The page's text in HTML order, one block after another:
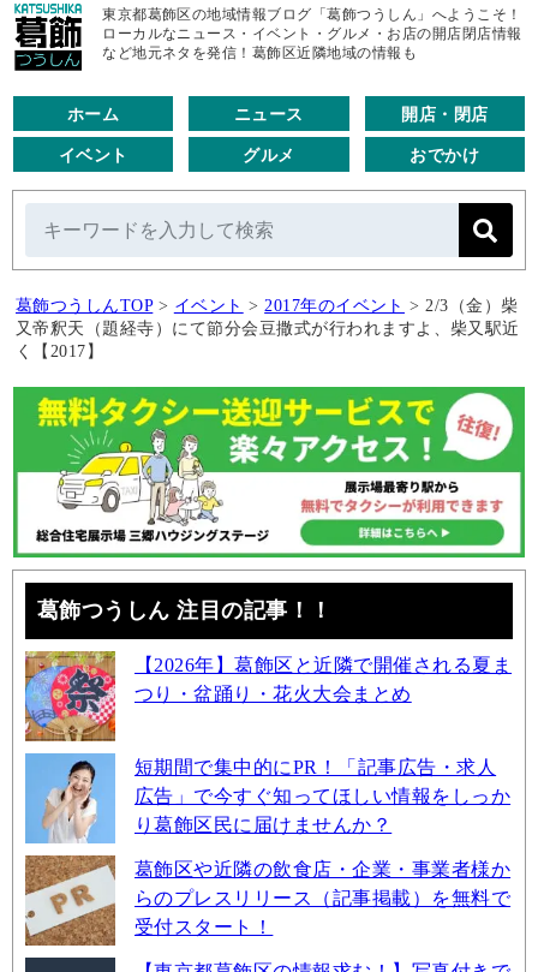
東京都葛飾区の地域情報ブログ「葛飾つうしん」へようこそ！
ローカルなニュース・イベント・グルメ・お店の開店閉店情報
など地元ネタを発信！葛飾区近隣地域の情報も
ホーム ニュース 開店・閉店
イベント グルメ おでかけ
葛飾つうしんTOP > イベント > 2017年のイベント > 2/3（金）柴
又帝釈天（題経寺）にて節分会豆撒式が行われますよ、柴又駅近
く【2017】
葛飾つうしん 注目の記事！！
【2026年】葛飾区と近隣で開催される夏ま
つり・盆踊り・花火大会まとめ
短期間で集中的にPR！「記事広告・求人
広告」で今すぐ知ってほしい情報をしっか
り葛飾区民に届けませんか？
葛飾区や近隣の飲食店・企業・事業者様か
らのプレスリリース（記事掲載）を無料で
受付スタート！